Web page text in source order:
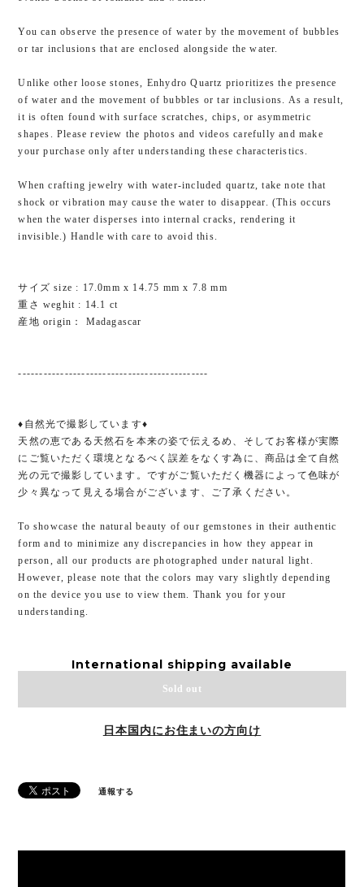
You can observe the presence of water by the movement of bubbles
or tar inclusions that are enclosed alongside the water.
Unlike other loose stones, Enhydro Quartz prioritizes the presence
of water and the movement of bubbles or tar inclusions. As a result,
it is often found with surface scratches, chips, or asymmetric
shapes. Please review the photos and videos carefully and make
your purchase only after understanding these characteristics.
When crafting jewelry with water-included quartz, take note that
shock or vibration may cause the water to disappear. (This occurs
when the water disperses into internal cracks, rendering it
invisible.) Handle with care to avoid this.
サイズ size : 17.0mm x 14.75 mm x 7.8 mm
重さ weghit : 14.1 ct
産地 origin： Madagascar
---------------------------------------------
♦自然光で撮影しています♦
天然の恵である天然石を本来の姿で伝えるめ、そしてお客様が実際
にご覧いただく環境となるべく誤差をなくす為に、商品は全て自然
光の元で撮影しています。ですがご覧いただく機器によって色味が
少々異なって見える場合がございます、ご了承ください。
To showcase the natural beauty of our gemstones in their authentic
form and to minimize any discrepancies in how they appear in
person, all our products are photographed under natural light.
However, please note that the colors may vary slightly depending
on the device you use to view them. Thank you for your
understanding.
International shipping available
Sold out
日本国内にお住まいの方向け
通報する